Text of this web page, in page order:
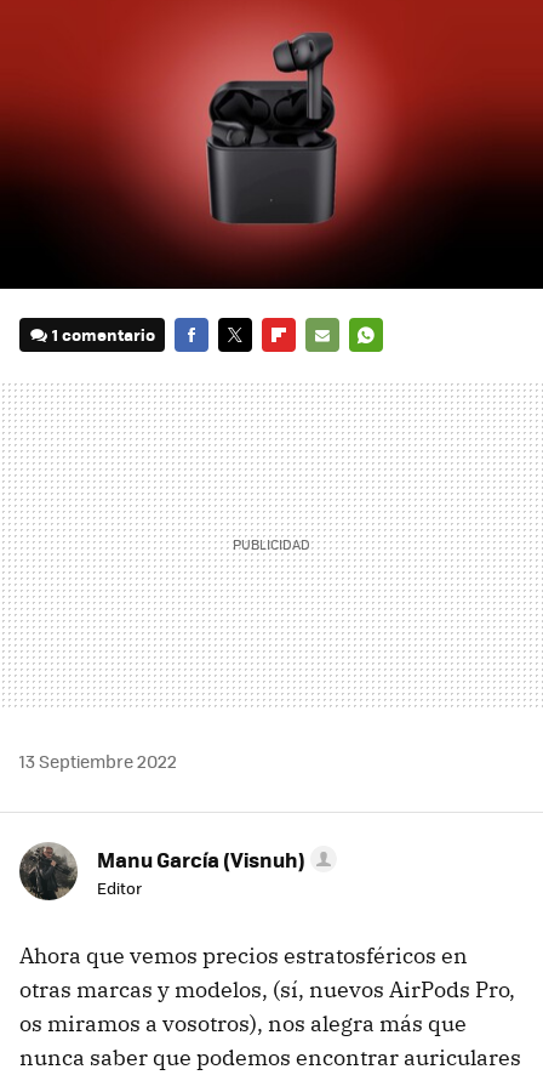
1 comentario
MAIL
13 Septiembre 2022
Manu García (Visnuh)
Editor
Ahora que vemos precios estratosféricos en
otras marcas y modelos, (sí, nuevos AirPods Pro,
os miramos a vosotros), nos alegra más que
nunca saber que podemos encontrar auriculares